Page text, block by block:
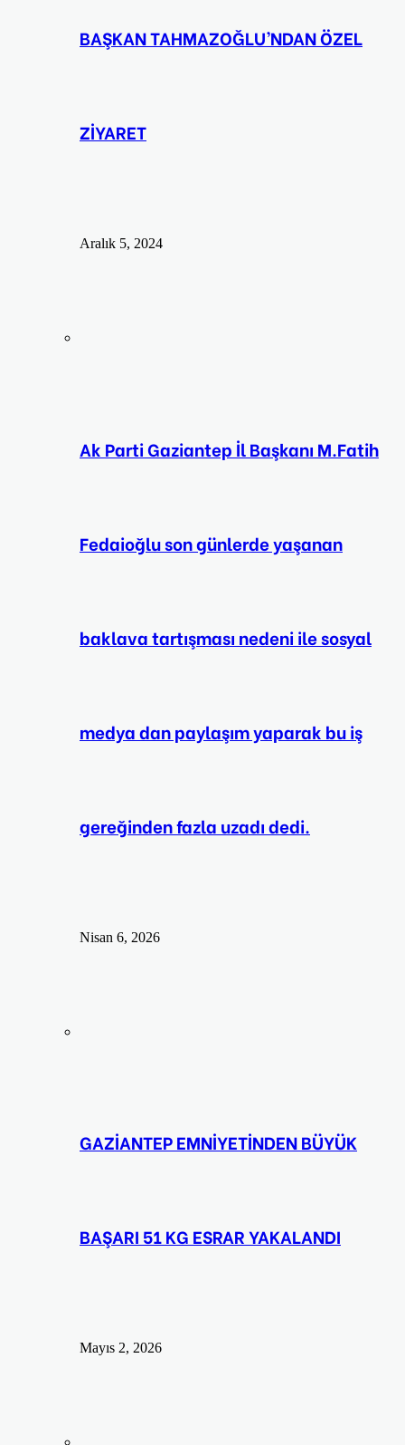
BAŞKAN TAHMAZOĞLU’NDAN ÖZEL
ZİYARET
Aralık 5, 2024
Ak Parti Gaziantep İl Başkanı M.Fatih
Fedaioğlu son günlerde yaşanan
baklava tartışması nedeni ile sosyal
medya dan paylaşım yaparak bu iş
gereğinden fazla uzadı dedi.
Nisan 6, 2026
GAZİANTEP EMNİYETİNDEN BÜYÜK
BAŞARI 51 KG ESRAR YAKALANDI
Mayıs 2, 2026